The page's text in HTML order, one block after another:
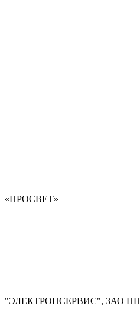
«ПРОСВЕТ»
"ЭЛЕКТРОНСЕРВИС", ЗАО